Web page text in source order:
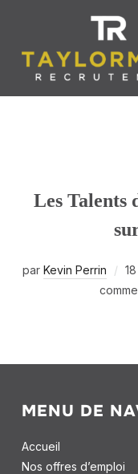
Les Talents
par Kevin Perrin
MENU DE
Accueil
Nos offres d’emploi